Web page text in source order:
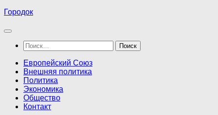
Перейти
содержимому
Городок
Найти:
Европейский Союз
Внешняя политика
Политика
Экономика
Общество
Контакт